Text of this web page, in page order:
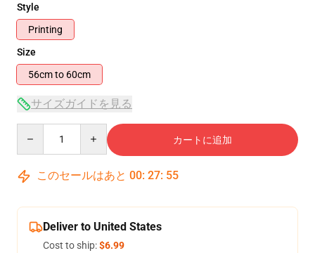
Style
Printing
Size
56cm to 60cm
サイズガイドを見る
カートに追加
このセールはあと 00: 27: 54
Deliver to United States
Cost to ship:$6.99